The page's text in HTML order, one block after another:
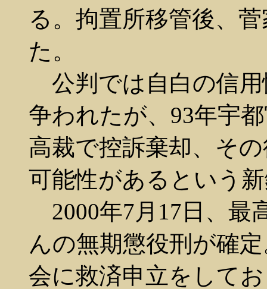
る。拘置所移管後、
た。
公判では自白の信用
争われたが、93年宇
高裁で控訴棄却、そ
可能性があるという
2000年7月17日、最
んの無期懲役刑が確
会に救済申立をして